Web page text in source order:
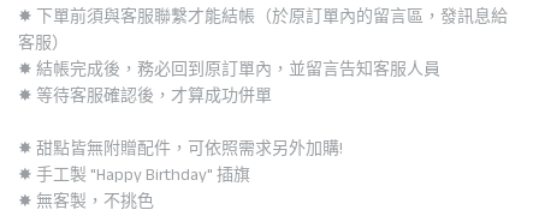
✸ 下單前須與客服聯繫才能結帳（於原訂單內的留言區，發訊息給
客服）
✸ 結帳完成後，務必回到原訂單內，並留言告知客服人員
✸ 等待客服確認後，才算成功併單
✸ 甜點皆無附贈配件，可依照需求另外加購!
✸ 手工製 "Happy Birthday" 插旗
✸ 無客製，不挑色